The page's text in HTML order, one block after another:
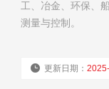
工、冶金、环保、
测量与控制。
更新日期：2025-